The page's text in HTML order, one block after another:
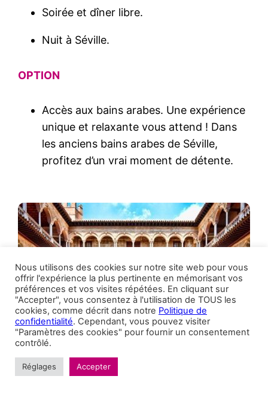
Soirée et dîner libre.
Nuit à Séville.
OPTION
Accès aux bains arabes. Une expérience
unique et relaxante vous attend ! Dans
les anciens bains arabes de Séville,
profitez d’un vrai moment de détente.
Nous utilisons des cookies sur notre site web pour vous
offrir l'expérience la plus pertinente en mémorisant vos
préférences et vos visites répétées. En cliquant sur
"Accepter", vous consentez à l'utilisation de TOUS les
cookies, comme décrit dans notre Politique de
confidentialité. Cependant, vous pouvez visiter
"Paramètres des cookies" pour fournir un consentement
contrôlé.
Réglages Accepter